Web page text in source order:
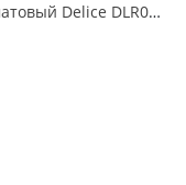
Слив-перелив полуавтомат черный матовый Delice DLR000008